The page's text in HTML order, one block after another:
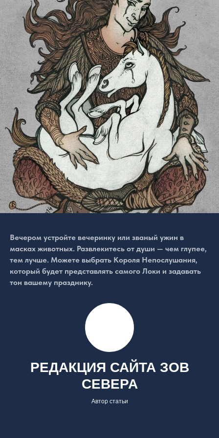
Вечером устройте вечеринку или званый ужин в
масках животных. Развлекитесь от души — чем глупее,
тем лучше. Можете выбрать Короля Непослушания,
который будет представлять самого Локи и задавать
тон вашему празднику.
РЕДАКЦИЯ САЙТА ЗОВ
СЕВЕРА
Автор статьи